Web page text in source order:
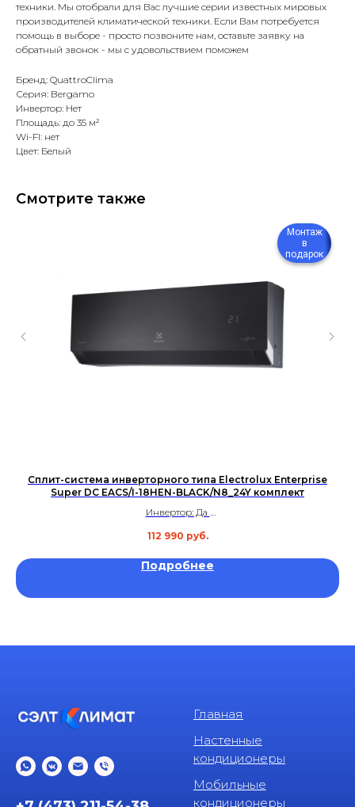
техники. Мы отобрали для Вас лучшие серии известных мировых
производителей климатической техники. Если Вам потребуется
помощь в выборе - просто позвоните нам, оставьте заявку на
обратный звонок - мы с удовольствием поможем
Бренд: QuattroClima
Серия: Bergamo
Инвертор: Нет
Площадь: до 35 м²
Wi-FI: нет
Цвет: Белый
Смотрите также
Монтаж
в
подарок
Сплит-система инверторного типа Electrolux Enterprise
Super DC EACS/I-18HEN-BLACK/N8_24Y комплект
Инвертор: Да
Уровень шума: 26 дБ
112 990 руб.
Подробнее
Главная
Настенные
кондиционеры
Мобильные
кондиционеры